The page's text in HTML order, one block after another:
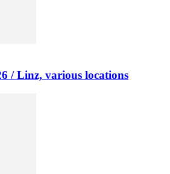
/ Linz, various locations